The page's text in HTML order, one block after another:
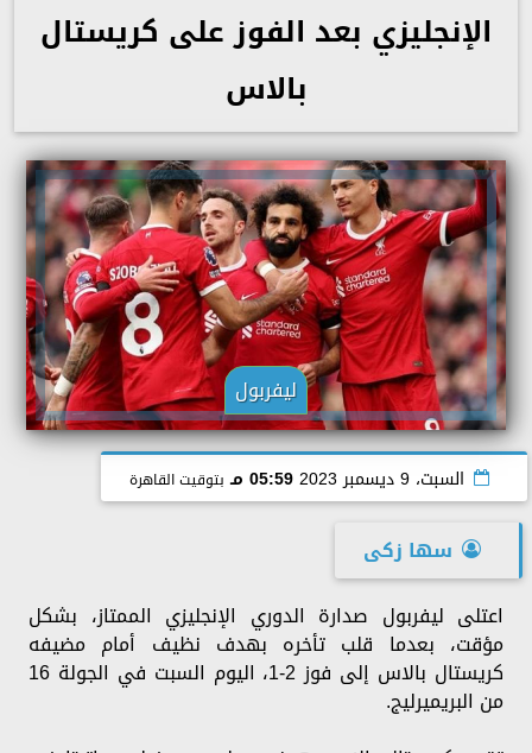
الإنجليزي بعد الفوز على كريستال
بالاس
ليفربول
السبت، 9 ديسمبر 2023 05:59 مـ بتوقيت القاهرة
سها زكى
اعتلى ليفربول صدارة الدوري الإنجليزي الممتاز، بشكل
مؤقت، بعدما قلب تأخره بهدف نظيف أمام مضيفه
كريستال بالاس إلى فوز 2-1، اليوم السبت في الجولة 16
من البريميرليج.